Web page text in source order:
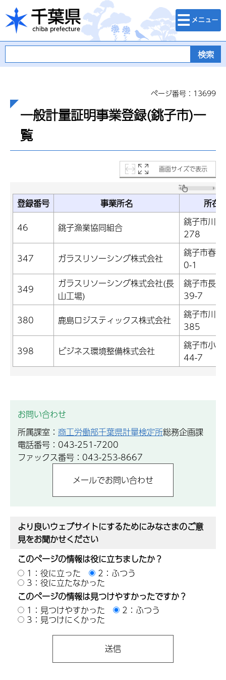
千葉県
検索・メニュ
ー
ページ番号：13699
一般計量証明事業登録(銚子市)一
覧
画面サイズで表示
登録番号 事業所名
所在
46
銚子漁業協同組合
銚子市川
278
347
ガラスリソーシング株式会社
銚子市春
0-1
349
ガラスリソーシング株式会社(長
山工場)
銚子市長
39-7
380
鹿島ロジスティックス株式会社
銚子市川
385
398
ビジネス環境整備株式会社
銚子市小
44-7
お問い合わせ
所属課室： 商工労働部千葉県計量検定所総務企画課
電話番号：043-251-7200
ファックス番号：043-253-8667
より良いウェブサイトにするためにみなさまのご意
見をお聞かせください
このページの情報は役に立ちましたか？
1：役に立った
2：ふつう
3：役に立たなかった
このページの情報は見つけやすかったですか？
1：見つけやすかった
2：ふつう
3：見つけにくかった